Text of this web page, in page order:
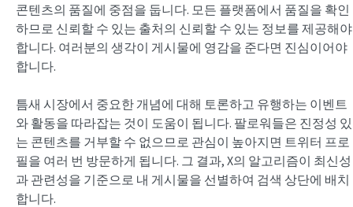
콘텐츠의 품질에 중점을 둡니다. 모든 플랫폼에서 품질을 확인
하므로 신뢰할 수 있는 출처의 신뢰할 수 있는 정보를 제공해야
합니다. 여러분의 생각이 게시물에 영감을 준다면 진심이어야
합니다.
틈새 시장에서 중요한 개념에 대해 토론하고 유행하는 이벤트
와 활동을 따라잡는 것이 도움이 됩니다. 팔로워들은 진정성 있
는 콘텐츠를 거부할 수 없으므로 관심이 높아지면 트위터 프로
필을 여러 번 방문하게 됩니다. 그 결과, X의 알고리즘이 최신성
과 관련성을 기준으로 내 게시물을 선별하여 검색 상단에 배치
합니다.